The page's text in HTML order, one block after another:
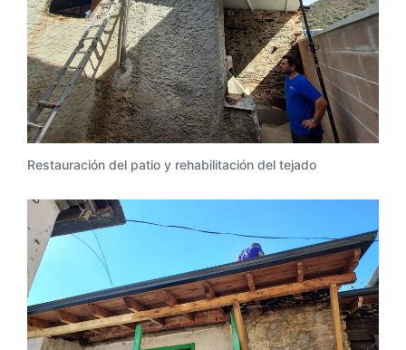
Restauración del patio y rehabilitación del tejado